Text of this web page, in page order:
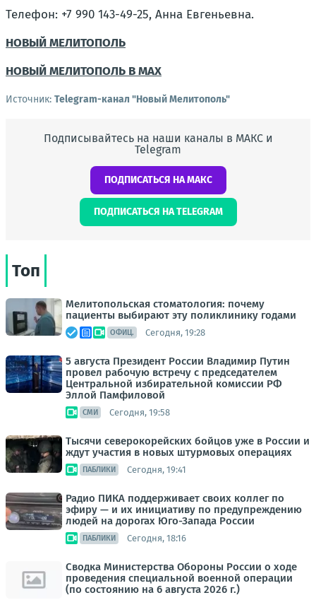
Телефон: +7 990 143-49-25, Анна Евгеньевна.
НОВЫЙ МЕЛИТОПОЛЬ
НОВЫЙ МЕЛИТОПОЛЬ В MAX
Источник: Telegram-канал "Новый Мелитополь"
Подписывайтесь на наши каналы в МАКС и
Telegram
ПОДПИСАТЬСЯ НА МАКС
ПОДПИСАТЬСЯ НА TELEGRAM
Топ
Мелитопольская стоматология: почему
пациенты выбирают эту поликлинику годами
ОФИЦ. Сегодня, 19:28
5 августа Президент России Владимир Путин
провел рабочую встречу с председателем
Центральной избирательной комиссии РФ
Эллой Памфиловой
СМИ Сегодня, 19:58
Тысячи северокорейских бойцов уже в России и
ждут участия в новых штурмовых операциях
ПАБЛИКИ Сегодня, 19:41
Радио ПИКА поддерживает своих коллег по
эфиру — и их инициативу по предупреждению
людей на дорогах Юго-Запада России
ПАБЛИКИ Сегодня, 18:16
Сводка Министерства Обороны России о ходе
проведения специальной военной операции
(по состоянию на 6 августа 2026 г.)